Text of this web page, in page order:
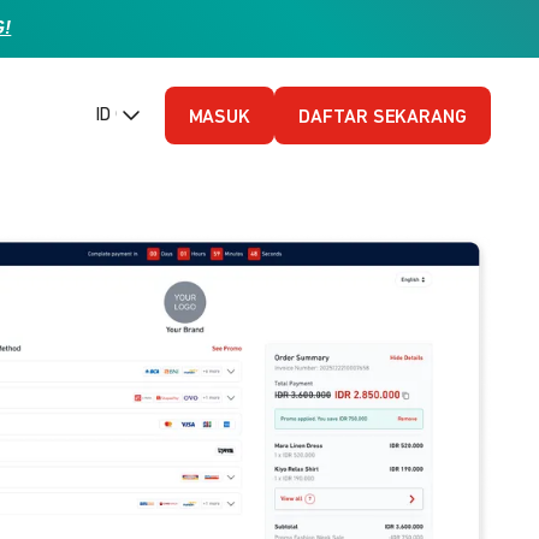
ID (Bahasa Indonesia)
MASUK DAFTAR SEKARANG